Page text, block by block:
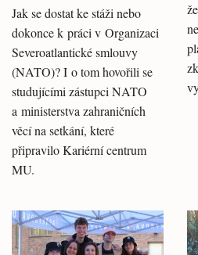
Jak se dostat ke stáži nebo
dokonce k práci v Organizaci
Severoatlantické smlouvy
(NATO)? I o tom hovořili se
studujícími zástupci NATO
a ministerstva zahraničních
věcí na setkání, které
připravilo Kariérní centrum
MU.